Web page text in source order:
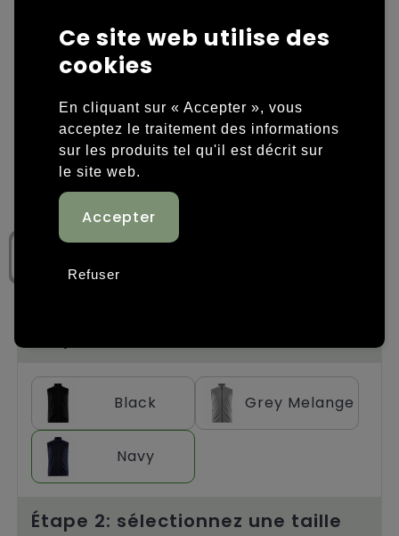
Housses et sacoches ordinateurs portables
Overige tassen
Sacs en papier
Sacs promotionnels
Sacs de voyage
Sacs à dos
Sacs porté épaule
Overige kleding
Polos
Sweaters personnalisés
T-shirts personnalisés
Vestes personnalisées
Chaussures personnalisées
Black Grey Melange
Navy
Étape 2: sélectionnez une taille
Ce site web utilise des
cookies
En cliquant sur « Accepter », vous
acceptez le traitement des informations
sur les produits tel qu'il est décrit sur
le site web.
Refuser